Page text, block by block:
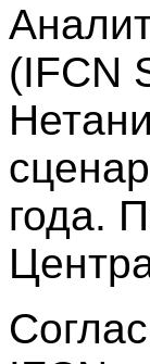
(IFCN
года.